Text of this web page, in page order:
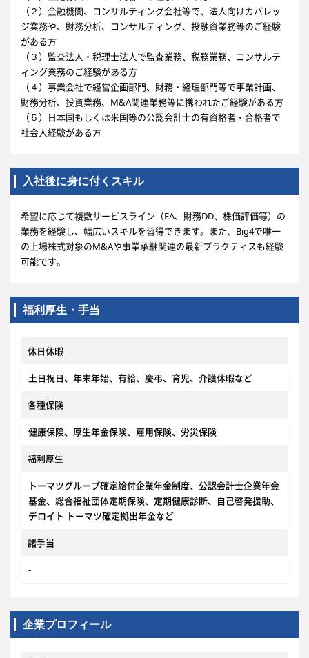
（２）金融機関、コンサルティング会社等で、法人向けカバレッ
ジ業務や、財務分析、コンサルティング、投融資業務等のご経験
がある方
（３）監査法人・税理士法人で監査業務、税務業務、コンサルテ
ィング業務のご経験がある方
（４）事業会社で経営企画部門、財務・経理部門等で事業計画、
財務分析、投資業務、M&A関連業務等に携われたご経験がある方
（５）日本国もしくは米国等の公認会計士の有資格者・合格者で
社会人経験がある方
入社後に身に付くスキル
希望に応じて複数サービスライン（FA、財務DD、株価評価等）の
業務を経験し、幅広いスキルを習得できます。また、Big4で唯一
の上場株式対象のM&Aや事業承継関連の最新プラクティスも経験
可能です。
福利厚生・手当
休日休暇
土日祝日、年末年始、有給、慶弔、育児、介護休暇など
各種保険
健康保険、厚生年金保険、雇用保険、労災保険
福利厚生
トーマツグループ確定給付企業年金制度、公認会計士企業年金
基金、総合福祉団体定期保険、定期健康診断、自己啓発援助、
デロイト トーマツ確定拠出年金など
諸手当
-
企業プロフィール